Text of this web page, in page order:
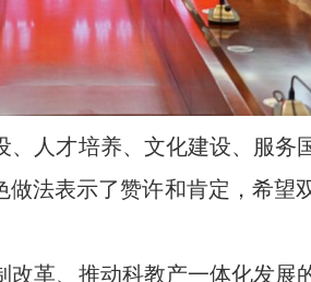
人才培养、文化建设、服
法表示了赞许和肯定，希
革、推动科教产一体化发